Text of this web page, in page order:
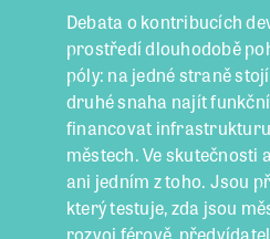
Debata o kontribucích
prostředí dlouhodobě
póly: na jedné straně
druhé snaha najít
financovat
městech. Ve skutečnosti
ani jedním z toho. Jsou
který testuje, zda jsou